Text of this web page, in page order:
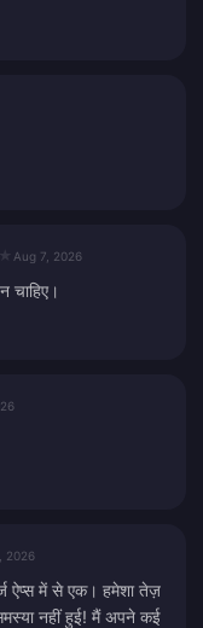
Aug 7, 2026
2026
ऐप्स में से एक। हमेशा तेज़
नहीं हुई! मैं अपने कई